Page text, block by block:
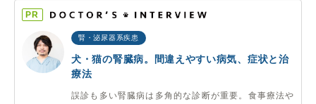
PR
腎・泌尿器系疾患
犬・猫の腎臓病。間違えやすい病気、症状と治
療法
誤診も多い腎臓病は多角的な診断が重要。食事療法や